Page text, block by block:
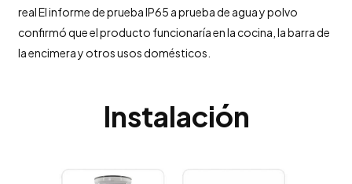
real El informe de prueba IP65 a prueba de agua y polvo
confirmó que el producto funcionaría en la cocina, la barra de
la encimera y otros usos domésticos.
Instalación